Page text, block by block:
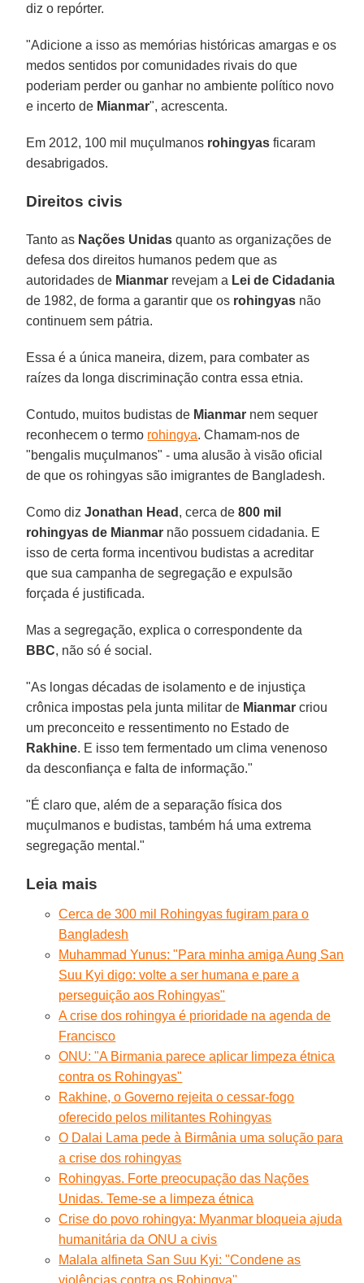
diz o repórter.
"Adicione a isso as memórias históricas amargas e os
medos sentidos por comunidades rivais do que
poderiam perder ou ganhar no ambiente político novo
e incerto de Mianmar", acrescenta.
Em 2012, 100 mil muçulmanos rohingyas ficaram
desabrigados.
Direitos civis
Tanto as Nações Unidas quanto as organizações de
defesa dos direitos humanos pedem que as
autoridades de Mianmar revejam a Lei de Cidadania
de 1982, de forma a garantir que os rohingyas não
continuem sem pátria.
Essa é a única maneira, dizem, para combater as
raízes da longa discriminação contra essa etnia.
Contudo, muitos budistas de Mianmar nem sequer
reconhecem o termo rohingya. Chamam-nos de
"bengalis muçulmanos" - uma alusão à visão oficial
de que os rohingyas são imigrantes de Bangladesh.
Como dizJonathan Head , cerca de800 mil
rohingyas de Mianmar não possuem cidadania. E
isso de certa forma incentivou budistas a acreditar
que sua campanha de segregação e expulsão
forçada é justificada.
Mas a segregação, explica o correspondente da
BBC, não só é social.
"As longas décadas de isolamento e de injustiça
crônica impostas pela junta militar de Mianmar criou
um preconceito e ressentimento no Estado de
Rakhine. E isso tem fermentado um clima venenoso
da desconfiança e falta de informação."
"É claro que, além de a separação física dos
muçulmanos e budistas, também há uma extrema
segregação mental."
Leia mais
Cerca de 300 mil Rohingyas fugiram para o
Bangladesh
Muhammad Yunus: "Para minha amiga Aung San
Suu Kyi digo: volte a ser humana e pare a
perseguição aos Rohingyas"
A crise dos rohingya é prioridade na agenda de
Francisco
ONU: "A Birmania parece aplicar limpeza étnica
contra os Rohingyas"
Rakhine, o Governo rejeita o cessar-fogo
oferecido pelos militantes Rohingyas
O Dalai Lama pede à Birmânia uma solução para
a crise dos rohingyas
Rohingyas. Forte preocupação das Nações
Unidas. Teme-se a limpeza étnica
Crise do povo rohingya: Myanmar bloqueia ajuda
humanitária da ONU a civis
Malala alfineta San Suu Kyi: ''Condene as
violências contra os Rohingya''